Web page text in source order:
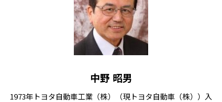
中野 昭男
1973年トヨタ自動車工業（株）（現トヨタ自動車（株））入